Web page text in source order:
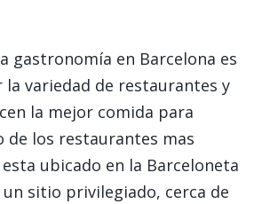
gastronomía en Barcelona es
la variedad de restaurantes y
la mejor comida para
de los restaurantes mas
ubicado en la Barceloneta
un sitio privilegiado, cerca de